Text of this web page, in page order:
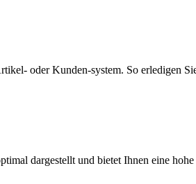
oder Kunden-system. So erledigen
dargestellt und bietet Ihnen eine